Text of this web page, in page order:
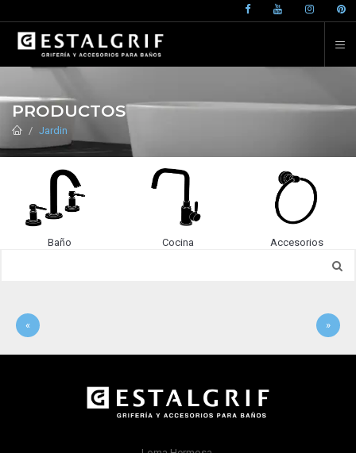
PRODUCTOS
Jardin
Baño Cocina Accesorios
« »